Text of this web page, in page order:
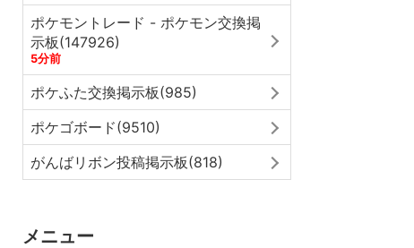
ポケモントレード - ポケモン交換掲
示板(147926)
5分前
ポケふた交換掲示板(985)
ポケゴボード(9510)
がんばリボン投稿掲示板(818)
メニュー